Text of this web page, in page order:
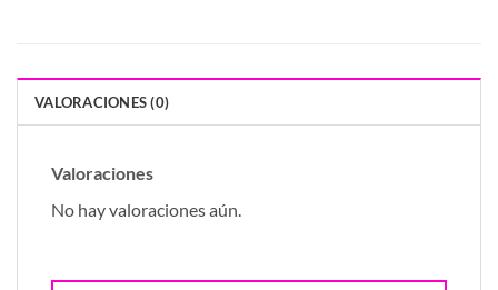
VALORACIONES (0)
Valoraciones
No hay valoraciones aún.